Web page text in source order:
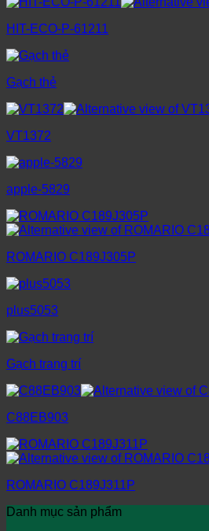
HIT-ECO-P-61211
Gạch thẻ
VT1372
apple-5829
ROMARIO C189J305P
plus5053
Gạch trang trí
C88EB903
ROMARIO C189J311P
Danh mục sản phẩm